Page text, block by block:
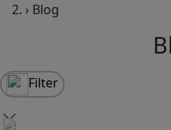
› Blog
Filter